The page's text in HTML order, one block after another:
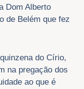
Dom Alberto
de Belém que fez
do Círio,
na pregação dos
ao que é